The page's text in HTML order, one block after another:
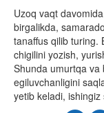
Uzoq vaqt
birgalikda,
tanaffus qilib turing.
chigilini yozish,
Shunda umurtqa va
egiluvchanligini
yetib keladi,